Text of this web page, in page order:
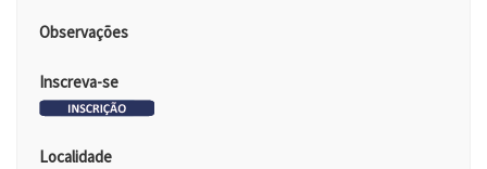
Observações
Inscreva-se
Localidade